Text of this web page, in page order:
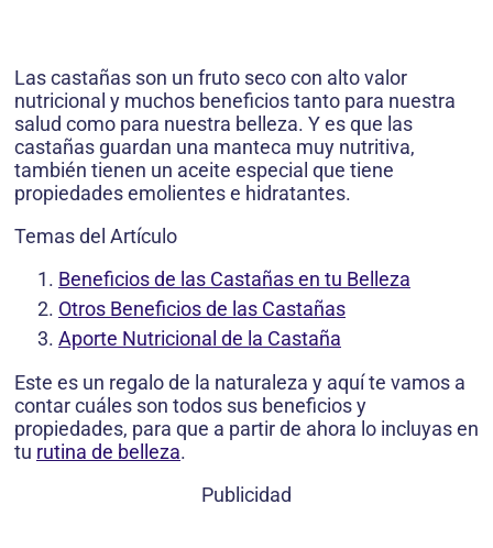
Las castañas son un fruto seco con alto valor
nutricional y muchos beneficios tanto para nuestra
salud como para nuestra belleza. Y es que las
castañas guardan una manteca muy nutritiva,
también tienen un aceite especial que tiene
propiedades emolientes e hidratantes.
Temas del Artículo
Beneficios de las Castañas en tu Belleza
Otros Beneficios de las Castañas
Aporte Nutricional de la Castaña
Este es un regalo de la naturaleza y aquí te vamos a
contar cuáles son todos sus beneficios y
propiedades, para que a partir de ahora lo incluyas en
tu rutina de belleza.
Publicidad